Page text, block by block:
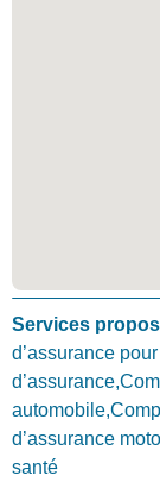
Services
d’assurance
d’assurance
santé